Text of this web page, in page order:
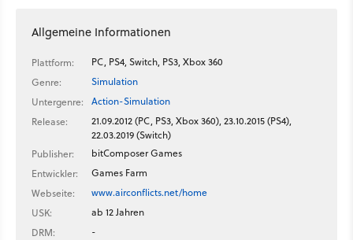
Allgemeine Informationen
Plattform:
PC, PS4, Switch, PS3, Xbox 360
Genre:
Simulation
Untergenre:
Action-Simulation
Release:
21.09.2012 (PC, PS3, Xbox 360), 23.10.2015 (PS4),
22.03.2019 (Switch)
Publisher:
bitComposer Games
Entwickler:
Games Farm
Webseite:
www.airconflicts.net/home
USK:
ab 12 Jahren
DRM:
-